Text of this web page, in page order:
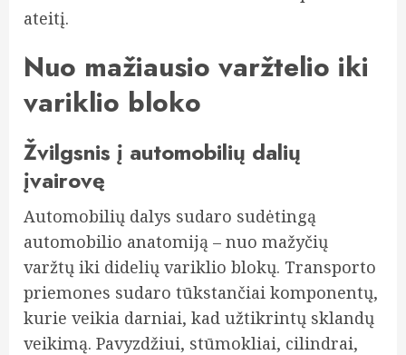
ateitį.
Nuo mažiausio varžtelio iki
variklio bloko
Žvilgsnis į automobilių dalių
įvairovę
Automobilių dalys sudaro sudėtingą
automobilio anatomiją – nuo mažyčių
varžtų iki didelių variklio blokų. Transporto
priemones sudaro tūkstančiai komponentų,
kurie veikia darniai, kad užtikrintų sklandų
veikimą. Pavyzdžiui, stūmokliai, cilindrai,